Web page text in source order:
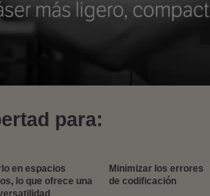
para:
en espacios
lo que ofrece una
Minimizar los errores
de codificación